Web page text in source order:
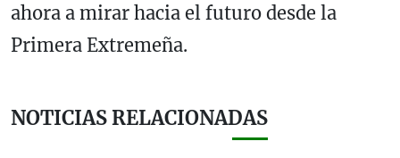
ahora a mirar hacia el futuro desde la
Primera Extremeña.
NOTICIAS RELACIONADAS